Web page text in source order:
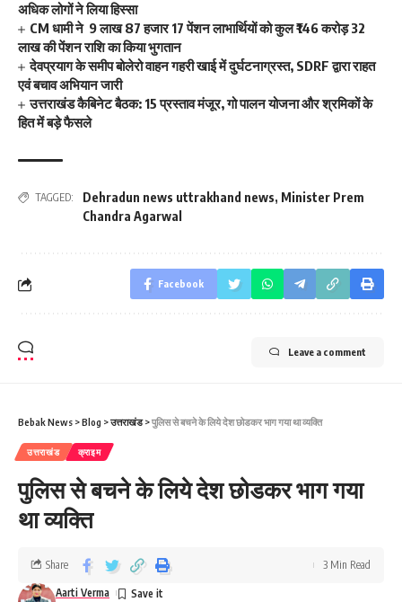
अधिक लोगों ने लिया हिस्सा
CM धामी ने 9 लाख 87 हजार 17 पेंशन लाभार्थियों को कुल ₹146 करोड़ 32
लाख की पेंशन राशि का किया भुगतान
देवप्रयाग के समीप बोलेरो वाहन गहरी खाई में दुर्घटनाग्रस्त, SDRF द्वारा राहत
एवं बचाव अभियान जारी
उत्तराखंड कैबिनेट बैठक: 15 प्रस्ताव मंजूर, गो पालन योजना और श्रमिकों के
हित में बड़े फैसले
TAGGED: Dehradun news uttrakhand news, Minister Prem
Chandra Agarwal
Facebook
Leave a comment
Bebak News >Blog >उत्तराखंड>पुलिस से बचने के लिये देश छोडकर भाग गया था व्यक्ति
उत्तराखंड क्राइम
पुलिस से बचने के लिये देश छोडकर भाग गया
था व्यक्ति
Aarti Verma
Share 3 Min Read